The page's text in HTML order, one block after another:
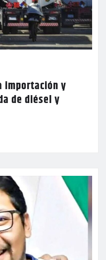
importación y
de diésel y